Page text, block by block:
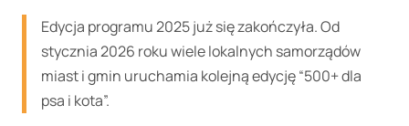
Edycja programu 2025 już się zakończyła. Od
stycznia 2026 roku wiele lokalnych samorządów
miast i gmin uruchamia kolejną edycję “500+ dla
psa i kota”.